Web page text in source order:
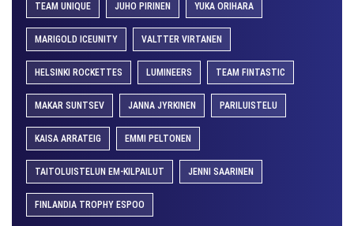
TEAM UNIQUE JUHO PIRINEN YUKA ORIHARA
MARIGOLD ICEUNITY VALTTER VIRTANEN
HELSINKI ROCKETTES LUMINEERS TEAM FINTASTIC
MAKAR SUNTSEV JANNA JYRKINEN PARILUISTELU
KAISA ARRATEIG EMMI PELTONEN
TAITOLUISTELUN EM-KILPAILUT JENNI SAARINEN
FINLANDIA TROPHY ESPOO